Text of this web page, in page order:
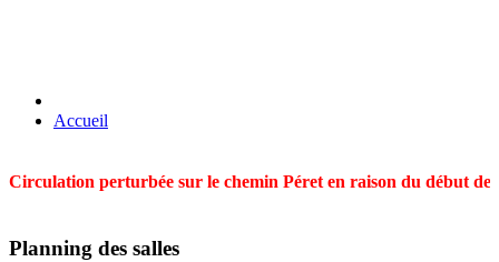
Accueil
Circulation perturbée sur le chemin Péret en raison du début
Planning des salles